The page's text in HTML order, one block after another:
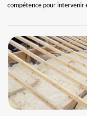
compétence pour intervenir